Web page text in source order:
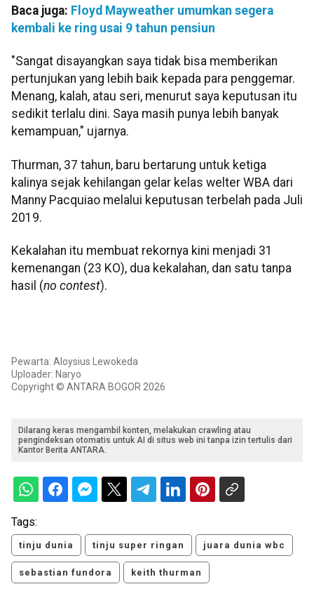
Baca juga: Floyd Mayweather umumkan segera
kembali ke ring usai 9 tahun pensiun
"Sangat disayangkan saya tidak bisa memberikan
pertunjukan yang lebih baik kepada para penggemar.
Menang, kalah, atau seri, menurut saya keputusan itu
sedikit terlalu dini. Saya masih punya lebih banyak
kemampuan," ujarnya.
Thurman, 37 tahun, baru bertarung untuk ketiga
kalinya sejak kehilangan gelar kelas welter WBA dari
Manny Pacquiao melalui keputusan terbelah pada Juli
2019.
Kekalahan itu membuat rekornya kini menjadi 31
kemenangan (23 KO), dua kekalahan, dan satu tanpa
hasil (no contest).
Pewarta: Aloysius Lewokeda
Uploader: Naryo
Copyright © ANTARA BOGOR 2026
Dilarang keras mengambil konten, melakukan crawling atau
pengindeksan otomatis untuk AI di situs web ini tanpa izin tertulis dari
Kantor Berita ANTARA.
Tags:
tinju dunia tinju super ringan juara dunia wbc
sebastian fundora keith thurman